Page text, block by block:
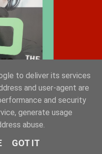
to deliver its services
and user-agent are
and security
generate usage
abuse.
GOT IT